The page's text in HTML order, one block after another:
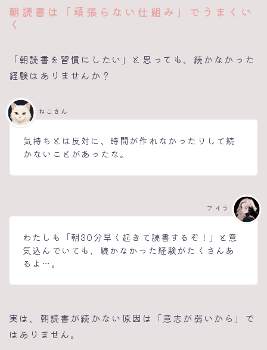
朝読書は「頑張らない仕組み」でうまくい
く
「朝読書を習慣にしたい」と思っても、続かなかった
経験はありませんか？
気持ちとは反対に、時間が作れなかったりして続
かないことがあったな。
ねこさん
わたしも「朝30分早く起きて読書するぞ！」と意
気込んでいても、続かなかった経験がたくさんあ
るよ…。
アイラ
実は、朝読書が続かない原因は「意志が弱いから」で
はありません。